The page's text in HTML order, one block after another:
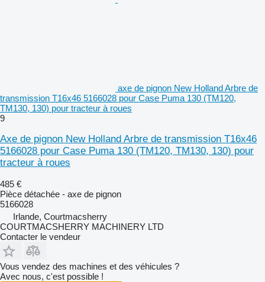
axe de pignon New Holland Arbre de
transmission T16x46 5166028 pour Case Puma 130 (TM120,
TM130, 130) pour tracteur à roues
9
Axe de pignon New Holland Arbre de transmission T16x46
5166028 pour Case Puma 130 (TM120, TM130, 130) pour
tracteur à roues
485 €
Pièce détachée - axe de pignon
5166028
Irlande, Courtmacsherry
COURTMACSHERRY MACHINERY LTD
Contacter le vendeur
Vous vendez des machines et des véhicules ?
Avec nous, c'est possible !